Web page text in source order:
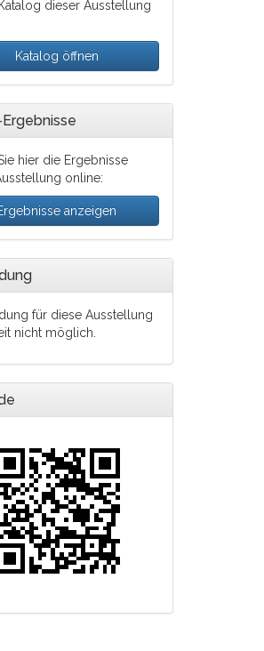
dieser Ausstellung
Katalog öffnen
hier die Ergebnisse
online:
anzeigen
für diese Ausstellung
nicht möglich.